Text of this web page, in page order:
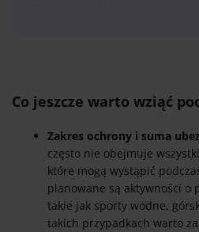
Co jeszcze warto wziąć
Zakres ochrony i suma
często nie obejmuje
które mogą wystąpić
planowane są aktywności o
takie jak sporty wodne,
takich przypadkach warto